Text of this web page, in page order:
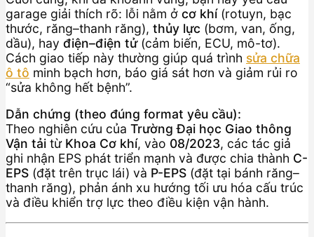
garage giải thích rõ: lỗi nằm ở cơ khí(rotuyn, bạc
thước, răng–thanh răng), thủy lực (bơm, van, ống,
dầu), hay điện–điện tử(cảm biến, ECU, mô-tơ).
Cách giao tiếp này thường giúp quá trình sửa chữa
ô tô minh bạch hơn, báo giá sát hơn và giảm rủi ro
“sửa không hết bệnh”.
Dẫn chứng (theo đúng format yêu cầu):
Theo nghiên cứu của Trường Đại học Giao thông
Vận tải từ Khoa Cơ khí, vào 08/2023, các tác giả
ghi nhận EPS phát triển mạnh và được chia thành C-
EPS (đặt trên trục lái) và P-EPS (đặt tại bánh răng–
thanh răng), phản ánh xu hướng tối ưu hóa cấu trúc
và điều khiển trợ lực theo điều kiện vận hành.